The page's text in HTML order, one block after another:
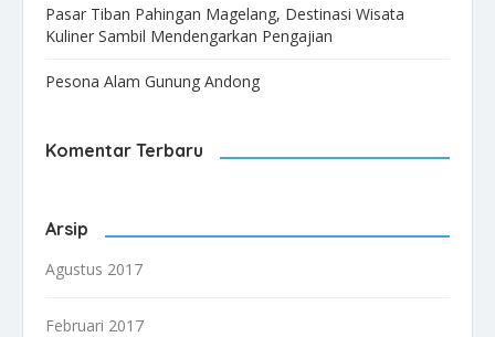
Pasar Tiban Pahingan Magelang, Destinasi Wisata
Kuliner Sambil Mendengarkan Pengajian
Pesona Alam Gunung Andong
Komentar Terbaru
Arsip
Agustus 2017
Februari 2017